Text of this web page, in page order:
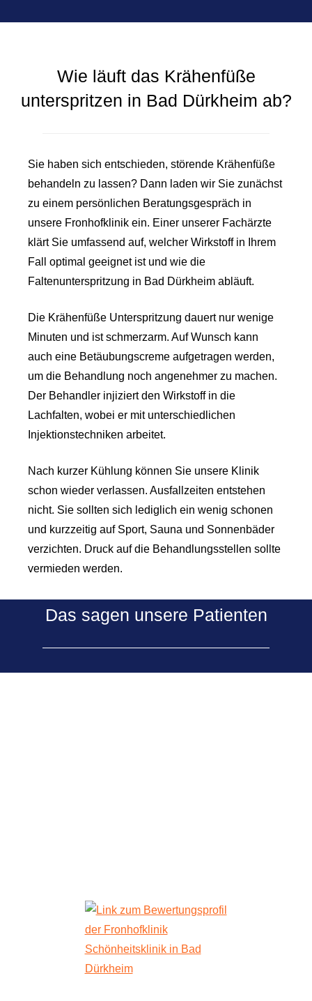
Wie läuft das Krähenfüße
unterspritzen in Bad Dürkheim ab?
Sie haben sich entschieden, störende Krähenfüße
behandeln zu lassen? Dann laden wir Sie zunächst
zu einem persönlichen Beratungsgespräch in
unsere Fronhofklinik ein. Einer unserer Fachärzte
klärt Sie umfassend auf, welcher Wirkstoff in Ihrem
Fall optimal geeignet ist und wie die
Faltenunterspritzung in Bad Dürkheim abläuft.
Die Krähenfüße Unterspritzung dauert nur wenige
Minuten und ist schmerzarm. Auf Wunsch kann
auch eine Betäubungscreme aufgetragen werden,
um die Behandlung noch angenehmer zu machen.
Der Behandler injiziert den Wirkstoff in die
Lachfalten, wobei er mit unterschiedlichen
Injektionstechniken arbeitet.
Nach kurzer Kühlung können Sie unsere Klinik
schon wieder verlassen. Ausfallzeiten entstehen
nicht. Sie sollten sich lediglich ein wenig schonen
und kurzzeitig auf Sport, Sauna und Sonnenbäder
verzichten. Druck auf die Behandlungsstellen sollte
vermieden werden.
Das sagen unsere Patienten